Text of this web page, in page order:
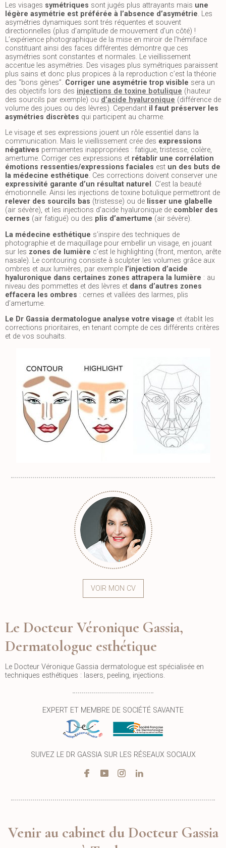
Les visages symétriques sont jugés plus attrayants mais une
légère asymétrie est préférée à l’absence d’asymétrie. Les
asymétries dynamiques sont trés réquentes et souvent
directionnelles (plus d’amplitude de mouvement d’un côté) !
L’expérience photographique de la mise en miroir de l’hémiface
constituant ainsi des faces différentes démontre que ces
asymétries sont constantes et normales. Le vieillissement
accentue les asymétries. Des visages plus symétriques paraissent
plus sains et donc plus propices à la reproduction c’est la théorie
des “bons gènes”. Corriger une asymétrie trop visible sera un
des objectifs lors des injections de toxine botulique (hauteur
des sourcils par exemple) ou d’acide hyaluronique (différence de
volume des joues ou des lèvres). Cependant il faut préserver les
asymétries discrètes qui participent au charme.
Le visage et ses expressions jouent un rôle essentiel dans la
communication. Mais le vieillissement crée des expressions
négatives permanentes inappropriées : fatigue, tristesse, colère,
amertume. Corriger ces expressions et rétablir une corrélation
émotions ressenties/expressions faciales est un des buts de
la médecine esthétique. Ces corrections doivent conserver une
expressivité garante d’un résultat naturel . C’est la beauté
émotionnelle. Ainsi les injections de toxine botulique permettront de
relever des sourcils bas (tristesse) ou de lisser une glabelle
(air sévère), et les injections d’acide hyaluronique de combler des
cernes (air fatigué) ou des plis d’amertume (air sévère).
La médecine esthétique s’inspire des techniques de
photographie et de maquillage pour embellir un visage, en jouant
sur les zones de lumière c’est le highlighting (front, menton, arête
nasale). Le contouring consiste à sculpter les volumes grâce aux
ombres et aux lumières, par exemple l’injection d’acide
hyaluronique dans certaines zones attrapera la lumière : au
niveau des pommettes et des lèvres et dans d’autres zones
effacera les ombres : cernes et vallées des larmes, plis
d’amertume.
Le Dr Gassia dermatologue analyse votre visage et établit les
corrections prioritaires, en tenant compte de ces différents critères
et de vos souhaits.
VOIR MON CV
Le Docteur Véronique Gassia,
Dermatologue esthétique
Le Docteur Véronique Gassia dermatologue est spécialisée en
techniques esthétiques : lasers, peeling, injections.
EXPERT ET MEMBRE DE SOCIÉTÉ SAVANTE
SUIVEZ LE DR GASSIA SUR LES RÉSEAUX SOCIAUX
Venir au cabinet du Docteur Gassia